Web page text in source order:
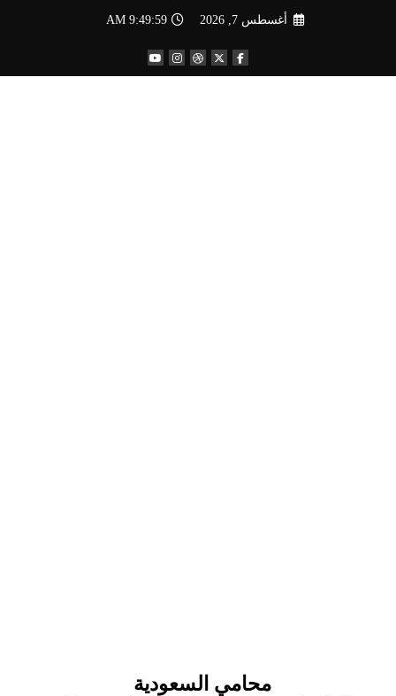
أغسطس 7, 2026 9:50:00 AM
محامي السعودية